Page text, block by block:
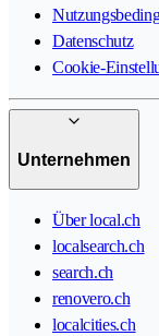
Datenschutz
Cookie-
Unternehmen
Über local.ch
localsearch.ch
search.ch
renovero.ch
localcities.ch